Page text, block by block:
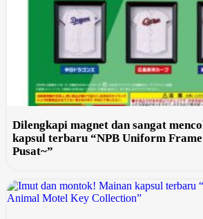
Dilengkapi magnet dan sangat
kapsul terbaru “NPB Uniform
Pusat~”